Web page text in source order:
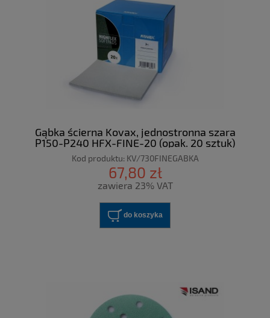
Gąbka ścierna Kovax, jednostronna szara
P150-P240 HFX-FINE-20 (opak. 20 sztuk)
Kod produktu: KV/730FINEGABKA
67,80 zł
zawiera 23% VAT
do koszyka